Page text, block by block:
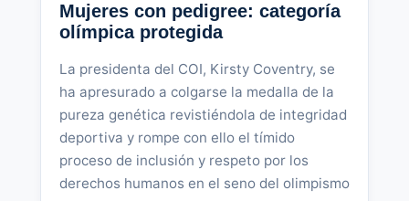
Mujeres con pedigree: categoría
olímpica protegida
La presidenta del COI, Kirsty Coventry, se
ha apresurado a colgarse la medalla de la
pureza genética revistiéndola de integridad
deportiva y rompe con ello el tímido
proceso de inclusión y respeto por los
derechos humanos en el seno del olimpismo